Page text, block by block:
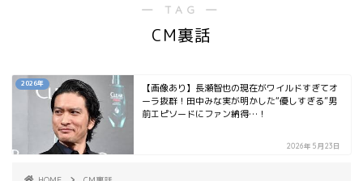
― TAG ―
CM裏話
2026年
【画像あり】長瀬智也の現在がワイルドすぎてオ
ーラ抜群！田中みな実が明かした“優しすぎる”男
前エピソードにファン納得…！
2026年5月23日